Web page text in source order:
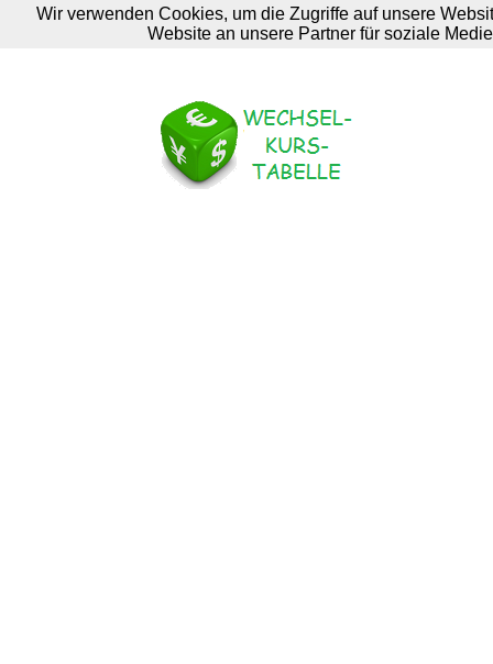
M. Brodski Software
Wir verwenden Cookies, um die Zugriffe auf unsere
Website an unsere Partner für soziale